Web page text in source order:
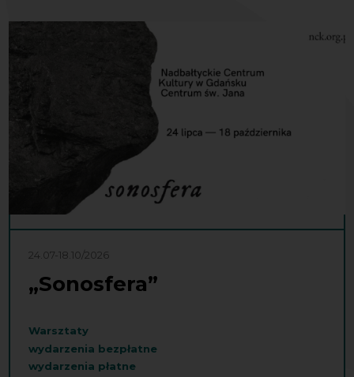
24.07-18.10/2026
„Sonosfera”
Warsztaty
wydarzenia bezpłatne
wydarzenia płatne